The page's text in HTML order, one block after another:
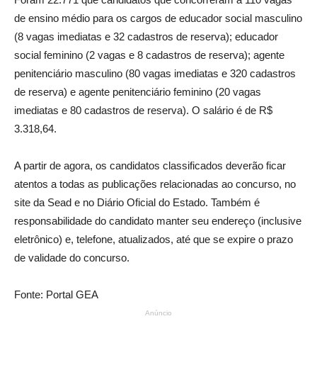
de ensino médio para os cargos de educador social masculino
(8 vagas imediatas e 32 cadastros de reserva); educador
social feminino (2 vagas e 8 cadastros de reserva); agente
penitenciário masculino (80 vagas imediatas e 320 cadastros
de reserva) e agente penitenciário feminino (20 vagas
imediatas e 80 cadastros de reserva). O salário é de R$
3.318,64.
A partir de agora, os candidatos classificados deverão ficar
atentos a todas as publicações relacionadas ao concurso, no
site da Sead e no Diário Oficial do Estado. Também é
responsabilidade do candidato manter seu endereço (inclusive
eletrônico) e, telefone, atualizados, até que se expire o prazo
de validade do concurso.
Fonte: Portal GEA
Anúncio